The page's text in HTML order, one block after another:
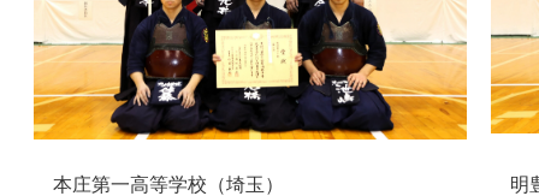
本庄第一高等学校（埼玉） 明